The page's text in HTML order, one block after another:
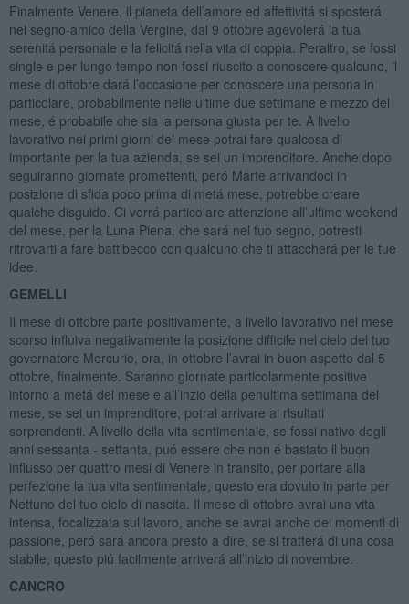
Finalmente Venere, il pianeta dell’amore ed affettivitá si sposterá
nel segno-amico della Vergine, dal 9 ottobre agevolerá la tua
serenitá personale e la felicitá nella vita di coppia. Peraltro, se fossi
single e per lungo tempo non fossi riuscito a conoscere qualcuno, il
mese di ottobre dará l’occasione per conoscere una persona in
particolare, probabilmente nelle ultime due settimane e mezzo del
mese, é probabile che sia la persona giusta per te. A livello
lavorativo nei primi giorni del mese potrai fare qualcosa di
importante per la tua azienda, se sei un imprenditore. Anche dopo
seguiranno giornate promettenti, peró Marte arrivandoci in
posizione di sfida poco prima di metá mese, potrebbe creare
qualche disguido. Ci vorrá particolare attenzione all’ultimo weekend
del mese, per la Luna Piena, che sará nel tuo segno, potresti
ritrovarti a fare battibecco con qualcuno che ti attaccherá per le tue
idee.
GEMELLI
Il mese di ottobre parte positivamente, a livello lavorativo nel mese
scorso influiva negativamente la posizione difficile nel cielo del tuo
governatore Mercurio, ora, in ottobre l’avrai in buon aspetto dal 5
ottobre, finalmente. Saranno giornate particolarmente positive
intorno a metá del mese e all’inzio della penultima settimana del
mese, se sei un imprenditore, potrai arrivare ai risultati
sorprendenti. A livello della vita sentimentale, se fossi nativo degli
anni sessanta - settanta, puó essere che non é bastato il buon
influsso per quattro mesi di Venere in transito, per portare alla
perfezione la tua vita sentimentale, questo era dovuto in parte per
Nettuno del tuo cielo di nascita. Il mese di ottobre avrai una vita
intensa, focalizzata sul lavoro, anche se avrai anche dei momenti di
passione, peró sará ancora presto a dire, se si tratterá di una cosa
stabile, questo piú facilmente arriverá all’inizio di novembre.
CANCRO